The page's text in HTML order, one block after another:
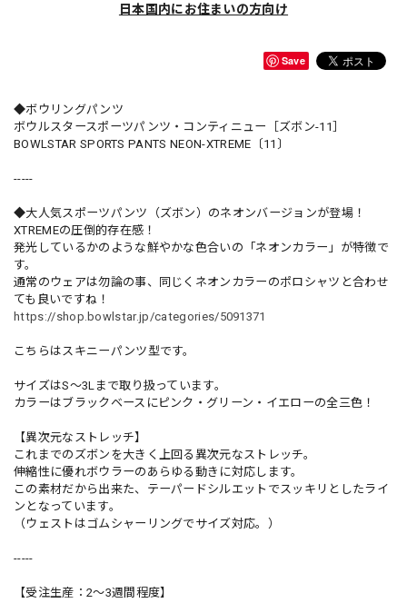
日本国内にお住まいの方向け
Save
◆ボウリングパンツ
ボウルスタースポーツパンツ・コンティニュー［ズボン-11］
BOWLSTAR SPORTS PANTS NEON-XTREME〔11〕
-----
◆大人気スポーツパンツ（ズボン）のネオンバージョンが登場！
XTREMEの圧倒的存在感！
発光しているかのような鮮やかな色合いの「ネオンカラー」が特徴で
す。
通常のウェアは勿論の事、同じくネオンカラーのポロシャツと合わせ
ても良いですね！
https://shop.bowlstar.jp/categories/5091371
こちらはスキニーパンツ型です。
サイズはS〜3Lまで取り扱っています。
カラーはブラックベースにピンク・グリーン・イエローの全三色！
【異次元なストレッチ】
これまでのズボンを大きく上回る異次元なストレッチ。
伸縮性に優れボウラーのあらゆる動きに対応します。
この素材だから出来た、テーパードシルエットでスッキリとしたライ
ンとなっています。
（ウェストはゴムシャーリングでサイズ対応。）
-----
【受注生産：2〜3週間程度】